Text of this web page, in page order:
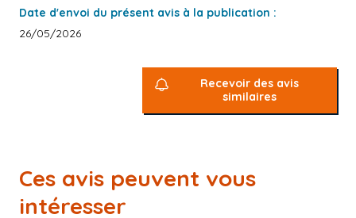
Date d'envoi du présent avis à la publication :
26/05/2026
Recevoir des avis
similaires
Ces avis peuvent vous
intéresser